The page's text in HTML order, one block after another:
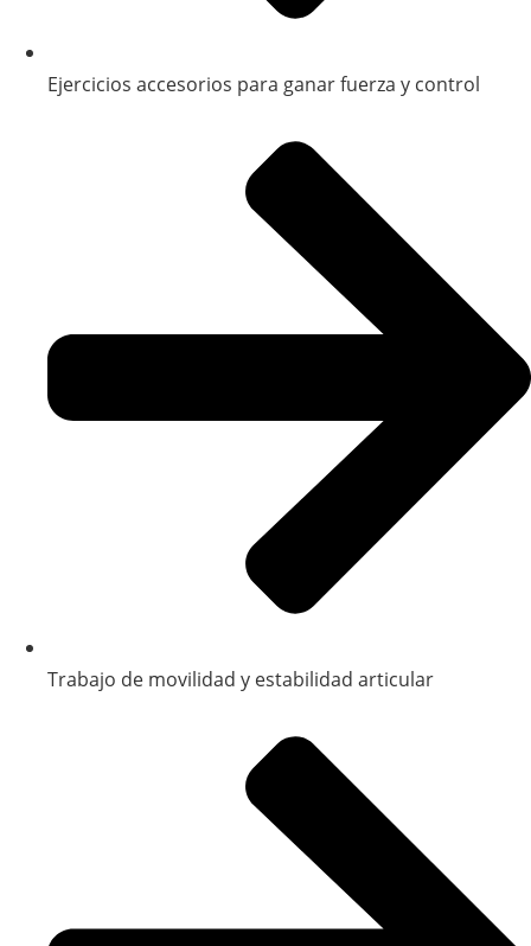
Ejercicios accesorios para ganar fuerza y control
Trabajo de movilidad y estabilidad articular